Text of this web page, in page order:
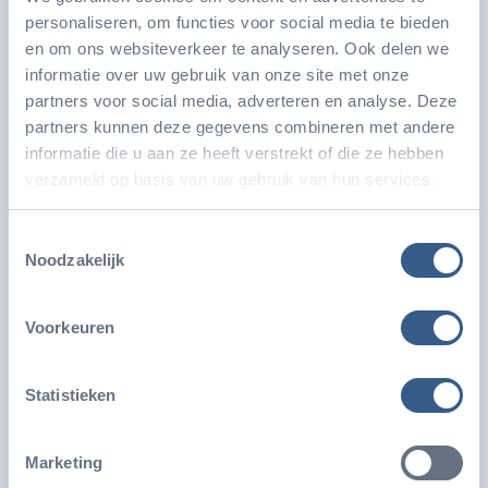
personaliseren, om functies voor social media te bieden
en om ons websiteverkeer te analyseren. Ook delen we
informatie over uw gebruik van onze site met onze
partners voor social media, adverteren en analyse. Deze
partners kunnen deze gegevens combineren met andere
informatie die u aan ze heeft verstrekt of die ze hebben
verzameld op basis van uw gebruik van hun services.
Noodzakelijk
Voorkeuren
Statistieken
Marketing
Burgers' Zoo ontwikkelt grootste
zeegrasaquarium ter wereld
zeegrasaquarium ter wereld met een volume van